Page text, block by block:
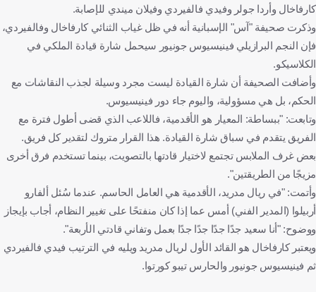
كارفاخال وأردا جولر وفيدي فالفيردي وفيلان ميندي للإصابة.
وذكرت صحيفة "آس" الإسبانية أنه في ظل غياب الثنائي كارفاخال وفالفيردي،
فإن النجم البرازيلي فينيسيوس جونيور سيحمل شارة قيادة الملكي في
الكلاسيكو.
وأضافت الصحيفة أن شارة القيادة ليست مجرد وسيلة لجذب النقاشات مع
الحكم، بل هي مسؤولية، واليوم جاء دور فينيسيوس.
وتابعت: "ببساطة: المعيار هو الأقدمية، فاللاعب الذي قضى أطول فترة مع
الفريق يتقدم في سباق شارة القيادة. هذا القرار متروك لتقدير كل فريق.
بعض غرف الملابس تجتمع لاختيار قادتها بالتصويت، بينما تستخدم فرق أخرى
مزيجًا من الطريقتين".
وأتمت: "في ريال مدريد، الأقدمية هي العامل الحاسم. عندما سُئل ألفارو
أربيلوا (المدير الفني) أمس عما إذا كان منفتحًا على تغيير النظام، أجاب بإيجاز
ووضوح: "أنا سعيد جدًا جدًا جدًا جدًا بعمل وتفاني قادتي الأربعة".
ويعتبر كارفاخال هو القائد الأول لريال مدريد ويليه في الترتيب فيدي فالفيردي
ثم فينيسيوس جونيور والحارس تيبو كورتوا.